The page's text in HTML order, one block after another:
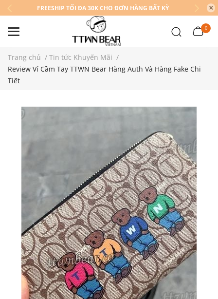
FREESHIP TỐI ĐA 30K CHO ĐƠN HÀNG BẤT KỲ
0
Trang chủ / Tin tức Khuyến Mãi /
Review Ví Cầm Tay TTWN Bear Hàng Auth Và Hàng Fake Chi
Tiết